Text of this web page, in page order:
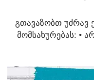
ᲒᲗᲐᲕᲐᲖᲝᲑᲗ ᲣᲫᲠᲐᲕ
ᲛᲝᲛᲡᲐᲮᲣᲠᲔᲑᲐᲡ:​ •